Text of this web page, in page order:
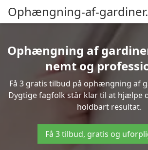
Ophængning-af-
Ophængning af
nemt og
Få 3 gratis tilbud på ophængning af
Dygtige fagfolk står klar til at hjælpe
holdbart resultat.
Få 3 tilbud, gratis og